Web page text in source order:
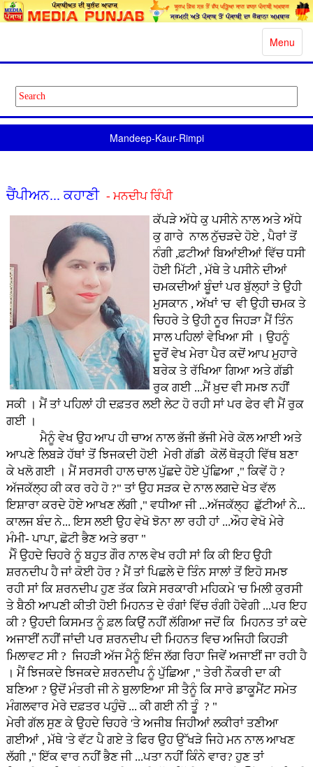
Toggle
Menu
Mandeep-Kaur-Rimpi
ਚੈਂਪੀਅਨ... ਕਹਾਣੀ - ਮਨਦੀਪ ਰਿੰਪੀ
ਕੱਪੜੇ ਅੱਧੇ ਕੁ ਪਸੀਨੇ ਨਾਲ ਅਤੇ ਅੱਧੇ
ਕੁ ਗਾਰੇ ਨਾਲ ਨੁੱਚੜਦੇ ਹੋਏ , ਪੈਰਾਂ ਤੋਂ
ਨੰਗੀ ,ਫ਼ਟੀਆਂ ਬਿਆਂਈਆਂ ਵਿੱਚ ਧਸੀ
ਹੋਈ ਮਿੱਟੀ , ਮੱਥੇ ਤੇ ਪਸੀਨੇ ਦੀਆਂ
ਚਮਕਦੀਆਂ ਬੂੰਦਾਂ ਪਰ ਬੁੱਲ੍ਹਾਂ ਤੇ ਉਹੀ
ਮੁਸਕਾਨ , ਅੱਖਾਂ 'ਚ ਵੀ ਉਹੀ ਚਮਕ ਤੇ
ਚਿਹਰੇ ਤੇ ਉਹੀ ਨੂਰ ਜਿਹੜਾ ਮੈਂ ਤਿੰਨ
ਸਾਲ ਪਹਿਲਾਂ ਵੇਖਿਆ ਸੀ । ਉਹਨੂੰ
ਦੂਰੋਂ ਵੇਖ ਮੇਰਾ ਪੈਰ ਕਦੋਂ ਆਪ ਮੁਹਾਰੇ
ਬਰੇਕ ਤੇ ਰੱਖਿਆ ਗਿਆ ਅਤੇ ਗੱਡੀ
ਰੁਕ ਗਈ ...ਮੈਂ ਖ਼ੁਦ ਵੀ ਸਮਝ ਨਹੀਂ
ਸਕੀ । ਮੈਂ ਤਾਂ ਪਹਿਲਾਂ ਹੀ ਦਫ਼ਤਰ ਲਈ ਲੇਟ ਹੋ ਰਹੀ ਸਾਂ ਪਰ ਫੇਰ ਵੀ ਮੈਂ ਰੁਕ
ਗਈ ।
ਮੈਨੂੰ ਵੇਖ ਉਹ ਆਪ ਹੀ ਚਾਅ ਨਾਲ ਭੱਜੀ ਭੱਜੀ ਮੇਰੇ ਕੋਲ ਆਈ ਅਤੇ
ਆਪਣੇ ਲਿਬੜੇ ਹੱਥਾਂ ਤੋਂ ਝਿਜਕਦੀ ਹੋਈ ਮੇਰੀ ਗੱਡੀ ਕੋਲੋਂ ਥੋੜ੍ਹੀ ਵਿੱਥ ਬਣਾ
ਕੇ ਖਲੋ ਗਈ । ਮੈਂ ਸਰਸਰੀ ਹਾਲ ਚਾਲ ਪੁੱਛਦੇ ਹੋਏ ਪੁੱਛਿਆ ," ਕਿਵੇਂ ਹੋ ?
ਅੱਜਕੱਲ੍ਹ ਕੀ ਕਰ ਰਹੇ ਹੋ ?" ਤਾਂ ਉਹ ਸੜਕ ਦੇ ਨਾਲ ਲਗਦੇ ਖੇਤ ਵੱਲ
ਇਸ਼ਾਰਾ ਕਰਦੇ ਹੋਏ ਆਖਣ ਲੱਗੀ ," ਵਧੀਆ ਜੀ ...ਅੱਜਕੱਲ੍ਹ ਛੁੱਟੀਆਂ ਨੇ...
ਕਾਲਜ ਬੰਦ ਨੇ... ਇਸ ਲਈ ਉਹ ਵੇਖੋ ਝੋਨਾ ਲਾ ਰਹੀ ਹਾਂ ...ਔਹ ਵੇਖੋ ਮੇਰੇ
ਮੰਮੀ- ਪਾਪਾ, ਛੋਟੀ ਭੈਣ ਅਤੇ ਭਰਾ "
ਮੈੰ ਉਹਦੇ ਚਿਹਰੇ ਨੂੰ ਬਹੁਤ ਗੌਰ ਨਾਲ ਵੇਖ ਰਹੀ ਸਾਂ ਕਿ ਕੀ ਇਹ ਉਹੀ
ਸ਼ਰਨਦੀਪ ਹੈ ਜਾਂ ਕੋਈ ਹੋਰ ? ਮੈਂ ਤਾਂ ਪਿਛਲੇ ਦੋ ਤਿੰਨ ਸਾਲਾਂ ਤੋਂ ਇਹੋ ਸਮਝ
ਰਹੀ ਸਾਂ ਕਿ ਸ਼ਰਨਦੀਪ ਹੁਣ ਤੱਕ ਕਿਸੇ ਸਰਕਾਰੀ ਮਹਿਕਮੇ 'ਚ ਮਿਲੀ ਕੁਰਸੀ
ਤੇ ਬੈਠੀ ਆਪਣੀ ਕੀਤੀ ਹੋਈ ਮਿਹਨਤ ਦੇ ਰੰਗਾਂ ਵਿੱਚ ਰੰਗੀ ਹੋਵੇਗੀ ...ਪਰ ਇਹ
ਕੀ ? ਉਹਦੀ ਕਿਸਮਤ ਨੂੰ ਫ਼ਲ ਕਿਉਂ ਨਹੀਂ ਲੱਗਿਆ ਜਦੋਂ ਕਿ ਮਿਹਨਤ ਤਾਂ ਕਦੇ
ਅਜਾਈਂ ਨਹੀਂ ਜਾਂਦੀ ਪਰ ਸ਼ਰਨਦੀਪ ਦੀ ਮਿਹਨਤ ਵਿਚ ਅਜਿਹੀ ਕਿਹੜੀ
ਮਿਲਾਵਟ ਸੀ ? ਜਿਹੜੀ ਅੱਜ ਮੈਨੂੰ ਇੰਜ ਲੱਗ ਰਿਹਾ ਜਿਵੇਂ ਅਜਾਈਂ ਜਾ ਰਹੀ ਹੈ
। ਮੈਂ ਝਿਜਕਦੇ ਝਿਜਕਦੇ ਸ਼ਰਨਦੀਪ ਨੂੰ ਪੁੱਛਿਆ ," ਤੇਰੀ ਨੌਕਰੀ ਦਾ ਕੀ
ਬਣਿਆ ? ਉਦੋਂ ਮੰਤਰੀ ਜੀ ਨੇ ਬੁਲਾਇਆ ਸੀ ਤੈਨੂੰ ਕਿ ਸਾਰੇ ਡਾਕੂਮੈਂਟ ਸਮੇਤ
ਮੰਗਲਵਾਰ ਮੇਰੇ ਦਫ਼ਤਰ ਪਹੁੰਚੋ ... ਕੀ ਗਈ ਨੀ ਤੂੰ ? "
ਮੇਰੀ ਗੱਲ ਸੁਣ ਕੇ ਉਹਦੇ ਚਿਹਰੇ 'ਤੇ ਅਜੀਬ ਜਿਹੀਆਂ ਲਕੀਰਾਂ ਤਣੀਆ
ਗਈਆਂ , ਮੱਥੇ 'ਤੇ ਵੱਟ ਪੈ ਗਏ ਤੇ ਫਿਰ ਉਹ ਉੱਖੜੇ ਜਿਹੇ ਮਨ ਨਾਲ ਆਖਣ
ਲੱਗੀ ," ਇੱਕ ਵਾਰ ਨਹੀਂ ਭੈਣ ਜੀ ...ਪਤਾ ਨਹੀਂ ਕਿੰਨੇ ਵਾਰ? ਹੁਣ ਤਾਂ